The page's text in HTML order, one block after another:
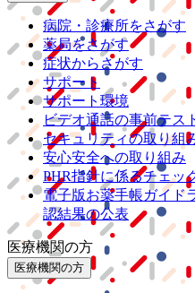
病院・診療所をさがす
薬局をさがす
症状からさがす
サポート
サポート環境
ビデオ通話の事前テス
セキュリティの取り組
安心安全への取り組み
PHR指針に係るチェッ
電子版お薬手帳ガイド
認結果の公表
医療機関の方
医療機関の方